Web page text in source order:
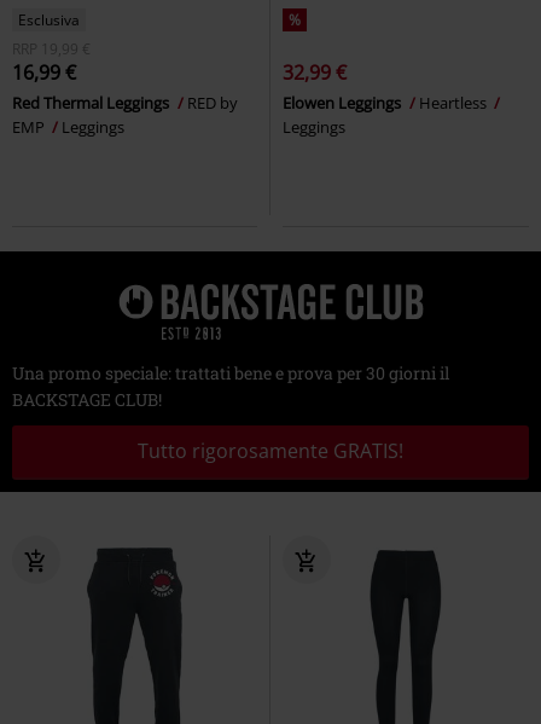
Esclusiva
RRP
19,99 €
16,99 €
Red Thermal Leggings
RED by
EMP
Leggings
%
32,99 €
Elowen Leggings
Heartless
Leggings
Una promo speciale: trattati bene e prova per 30 giorni il
BACKSTAGE CLUB!
Tutto rigorosamente GRATIS!